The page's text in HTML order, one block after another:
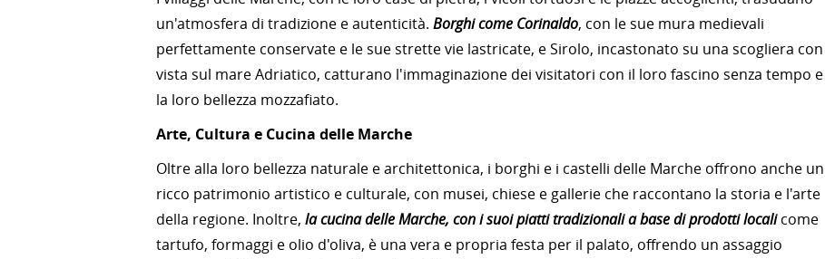
un'atmosfera di tradizione e autenticità. Borghi come Corinaldo, con le sue mura medievali
perfettamente conservate e le sue strette vie lastricate, e Sirolo, incastonato su una scogliera con
vista sul mare Adriatico, catturano l'immaginazione dei visitatori con il loro fascino senza tempo e
la loro bellezza mozzafiato.
Arte, Cultura e Cucina delle Marche
Oltre alla loro bellezza naturale e architettonica, i borghi e i castelli delle Marche offrono anche un
ricco patrimonio artistico e culturale, con musei, chiese e gallerie che raccontano la storia e l'arte
della regione. Inoltre, la cucina delle Marche, con i suoi piatti tradizionali a base di prodotti locali come
tartufo, formaggi e olio d'oliva, è una vera e propria festa per il palato, offrendo un assaggio